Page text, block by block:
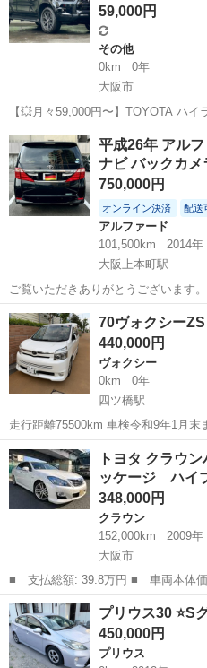
59,000円
その他
0km
0年
大阪市
【💥月々59,000円〜】TOYOTA ハイ
社ローン」「信用回復ローン」多数取扱い💡 🚨🚨重要な
当店へのお問い合わせ・審査受付は
大阪 大阪市 その他 ハイ
平成26年 アル
ナビ バックカ
750,000円
オンライン決済 配送
アルファード
101,500km
2014年
大阪上本町駅
ご覧いただきありがとうございます。 乗り換えのため、大切に乗って
きたアルファードを出品いたします。 現在も日常的に使用しており
すので、走行距離は多少増える場合があります。 写
タイトルでのを追加確認くだ...
大阪 大阪市 大阪上本町駅
70ヴォクシーZS
440,000円
ヴォクシー
0km
0年
四ツ橋駅
走行距離75500km 車検令和9年1月
多少あります。
大阪 大阪市 四ツ橋駅 ヴ
トヨタ クラウ
ッケージ ハ
348,000円
クラウン
152,000km
2009年
大阪市
■ 支払総額: 39.8万円 ■ 車両本体価格： 348,000 円 ■ メーカー
名： トヨタ ■ 車種名： クラウン
名： スタンダードパッケージ ハ
シート ■ 排気...
大阪 大阪市 クラウン
プリウス30 ⭐️S
450,000円
プリウス